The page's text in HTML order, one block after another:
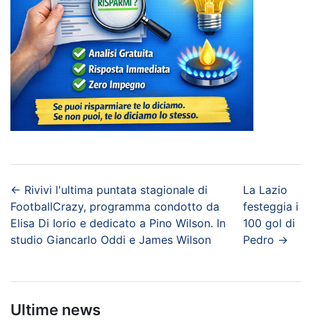
← Rivivi l'ultima puntata stagionale di
FootballCrazy, programma condotto da
Elisa Di Iorio e dedicato a Pino Wilson. In
studio Giancarlo Oddi e James Wilson
La Lazio
festeggia i
100 gol di
Pedro →
Ultime news